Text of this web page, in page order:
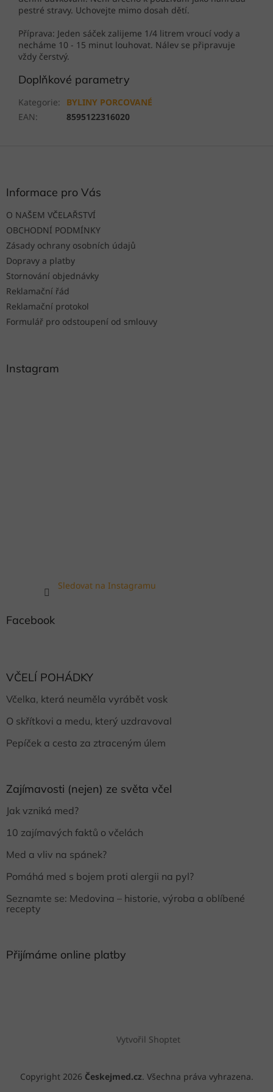
pestré stravy. Uchovejte mimo dosah dětí.
Příprava: Jeden sáček zalijeme 1/4 litrem vroucí vody a
necháme 10 - 15 minut louhovat. Nálev se připravuje
vždy čerstvý.
Doplňkové parametry
Kategorie:
BYLINY PORCOVANÉ
EAN: 8595122316020
Informace pro Vás
O NAŠEM VČELAŘSTVÍ
OBCHODNÍ PODMÍNKY
Zásady ochrany osobních údajů
Dopravy a platby
Stornování objednávky
Reklamační řád
Reklamační protokol
Formulář pro odstoupení od smlouvy
Instagram
Sledovat na Instagramu
Facebook
VČELÍ POHÁDKY
Včelka, která neuměla vyrábět vosk
O skřítkovi a medu, který uzdravoval
Pepíček a cesta za ztraceným úlem
Zajímavosti (nejen) ze světa včel
Jak vzniká med?
10 zajímavých faktů o včelách
Med a vliv na spánek?
Pomáhá med s bojem proti alergii na pyl?
Seznamte se: Medovina – historie, výroba a oblíbené
recepty
Přijímáme online platby
Vytvořil Shoptet
Copyright 2026 Českejmed.cz. Všechna práva vyhrazena.